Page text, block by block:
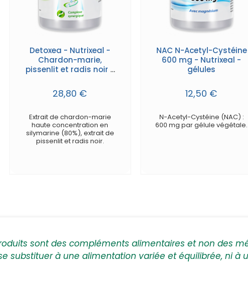
Detoxea - Nutrixeal -
Chardon-marie,
pissenlit et radis noir -
28,80 €
Extrait de chardon-marie
haute concentration en
silymarine (80%), extrait de
pissenlit et radis noir.
NAC N-Acetyl-Cystéine
600 mg - Nutrixeal -
gélules
12,50 €
N-Acetyl-Cystéine (NAC) :
600 mg par gélule végétale.
sont des compléments alimentaires et non des
substituer à une alimentation variée et équilibrée, ni à